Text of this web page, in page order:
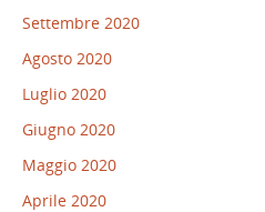
Settembre 2020
Agosto 2020
Luglio 2020
Giugno 2020
Maggio 2020
Aprile 2020